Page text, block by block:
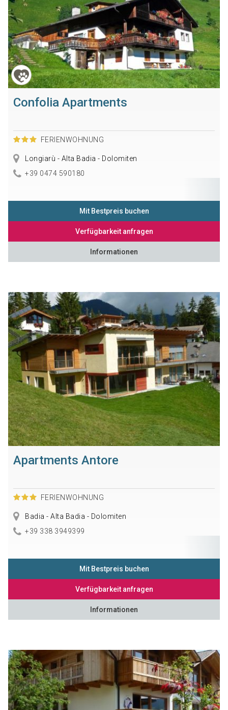
Confolia Apartments
FERIENWOHNUNG
Longiarù - Alta Badia - Dolomiten
+39 0474 590180
Mit Bestpreis buchen
Verfügbarkeit anfragen
Informationen
Apartments Antore
FERIENWOHNUNG
Badia - Alta Badia - Dolomiten
+39 338 3949399
Mit Bestpreis buchen
Verfügbarkeit anfragen
Informationen